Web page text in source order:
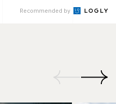
Recommended by